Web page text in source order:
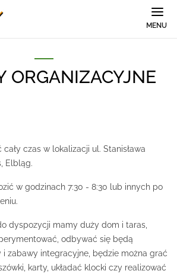
MENU
ORGANIZACYJNE
czas w lokalizacji ul. Stanisława
Elbląg.
w godzinach 7:30 - 8:30 lub innych po
dyspozycji mamy duży dom i taras,
odbywać się będą
i zabawy integracyjne, będzie można grać
karty, układać klocki czy realizować